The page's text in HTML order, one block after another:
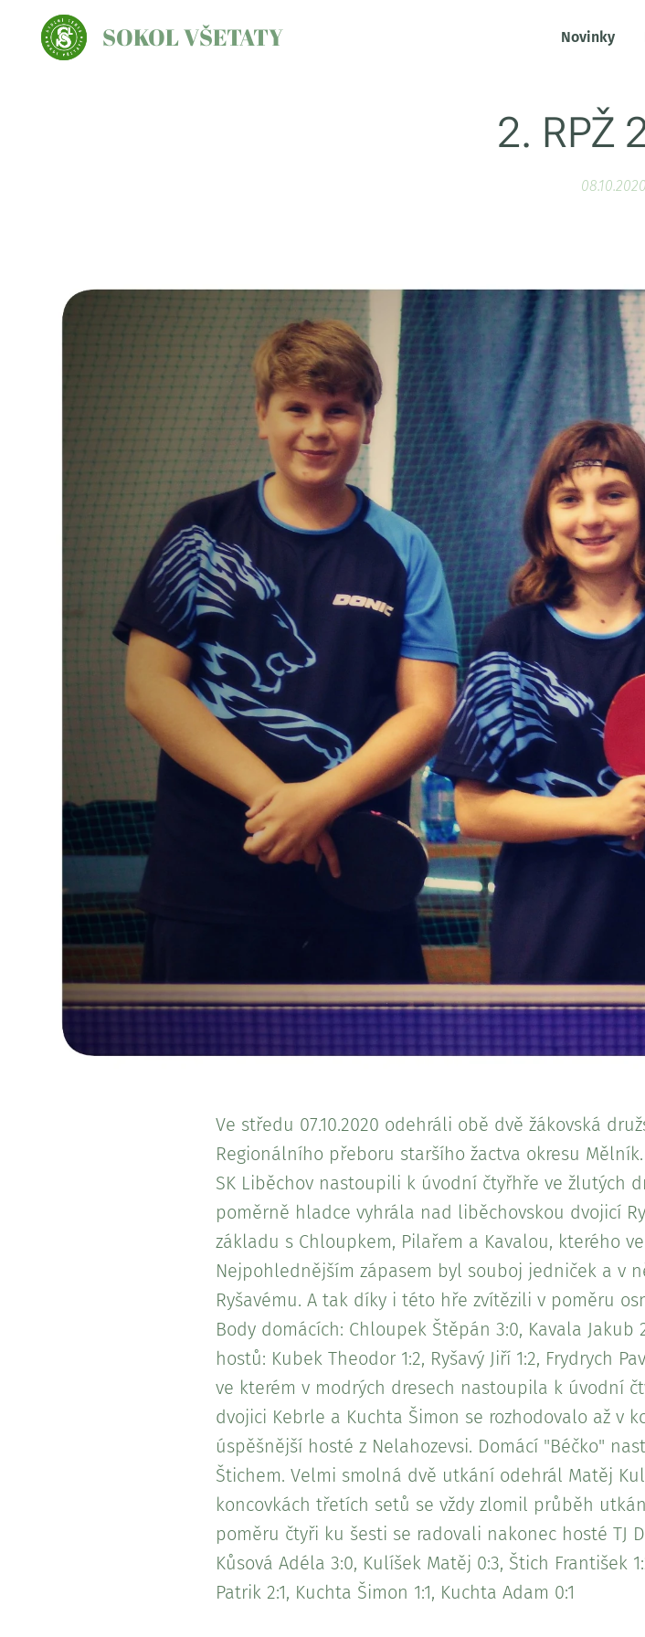
SOKOL VŠETATY Novinky
2. RPŽ
08.10.2020
Ve středu 07.10.2020 odehráli obě dvě žákovská
Regionálního přeboru staršího žactva okresu
SK Liběchov nastoupili k úvodní čtyřhře ve žlutých
poměrně hladce vyhrála nad liběchovskou dvojicí
základu s Chloupkem, Pilařem a Kavalou, kterého
Nejpohlednějším zápasem byl souboj jedniček a v
Ryšavému. A tak díky i této hře zvítězili v poměru
Body domácích: Chloupek Štěpán 3:0, Kavala Jakub
hostů: Kubek Theodor 1:2, Ryšavý Jiří 1:2, Frydrych
ve kterém v modrých dresech nastoupila k úvodní
dvojici Kebrle a Kuchta Šimon se rozhodovalo až v
úspěšnější hosté z Nelahozevsi. Domácí "Béčko"
Štichem. Velmi smolná dvě utkání odehrál Matěj
koncovkách třetích setů se vždy zlomil průběh
poměru čtyři ku šesti se radovali nakonec hosté TJ
Kůsová Adéla 3:0, Kulíšek Matěj 0:3, Štich František
Patrik 2:1, Kuchta Šimon 1:1, Kuchta Adam 0:1